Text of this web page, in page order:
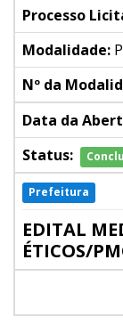
Processo
Modalidade:
Nº da
Data da
Status:
Prefeitura
EDITAL
ÉTICOS/